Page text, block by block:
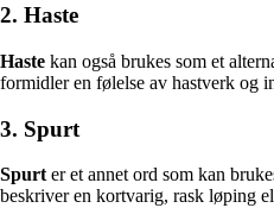
2. Haste
Haste kan også brukes som et
formidler en følelse av hastverk og
3. Spurt
Spurter et annet ord som kan
beskriver en kortvarig, rask løping